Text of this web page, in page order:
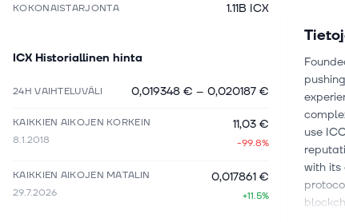
KOKONAISTARJONTA 1.11B ICX
ICX Historiallinen hinta
24H VAIHTELUVÄLI 0,019348 € – 0,020187 €
KAIKKIEN AIKOJEN KORKEIN
8.1.2018
11,03 €
-99.8%
KAIKKIEN AIKOJEN MATALIN
29.7.2026
0,017861 €
+11.5%
use
with its